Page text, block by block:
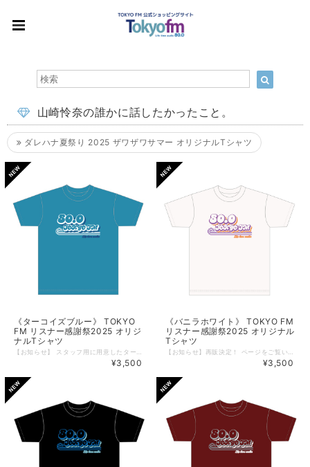
山崎怜奈の誰かに話したかったこと。
ダレハナ夏祭り 2025 ザワザワサマー オリジナルTシャツ
《ターコイズブルー》 TOKYO
FM リスナー感謝祭2025 オリジ
ナルTシャツ
¥3,500
《バニラホワイト》 TOKYO FM
リスナー感謝祭2025 オリジナル
Tシャツ
¥3,500